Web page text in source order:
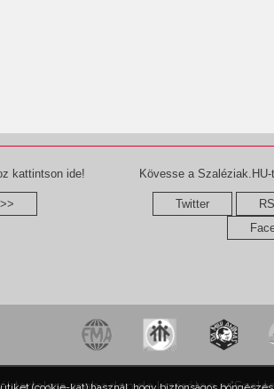
kattintson ide! Kövesse a
Twitter